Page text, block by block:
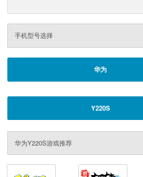
手机型号选择
华为
Y220S
华为Y220S游戏推荐